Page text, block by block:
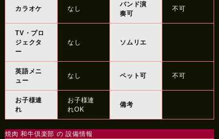
カラオケ なし
バンド演
奏可
不可
TV・プロ
ジェクタ
ー
なし ソムリエ
英語メニ
ュー
なし ペット可 不可
お子様連
れ
お子様連
れOK
備考
焼肉 和牛倶楽部 の 設備情報